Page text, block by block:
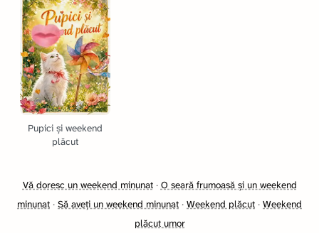
Pupici și weekend
plăcut
Vă doresc un weekend minunat· O seară frumoasă și un weekend
minunat · Să aveți un weekend minunat · Weekend plăcut · Weekend
plăcut umor